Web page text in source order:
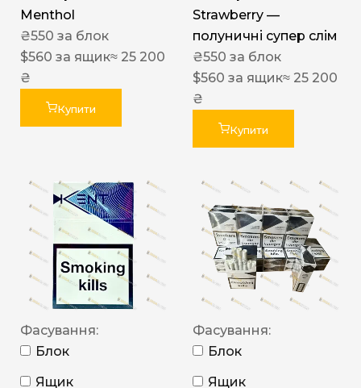
Menthol
₴550 за блок
$560 за ящик≈ 25 200
₴
Купити
Strawberry —
полуничні супер слім
₴550 за блок
$560 за ящик≈ 25 200
₴
Купити
Фасування:
Блок
Ящик
Фасування:
Блок
Ящик